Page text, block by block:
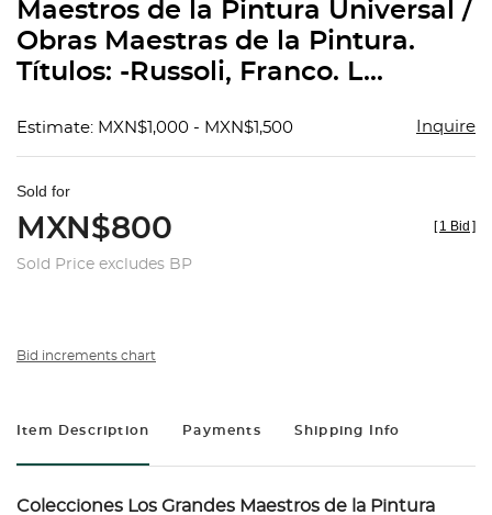
Maestros de la Pintura Universal /
Obras Maestras de la Pintura.
Títulos: -Russoli, Franco. L...
Estimate: MXN$1,000 - MXN$1,500 Inquire
Sold for
MXN$800
Sold Price excludes BP
[ 1 Bid ]
Bid increments chart
Item Description Payments Shipping Info
Colecciones Los Grandes Maestros de la Pintura